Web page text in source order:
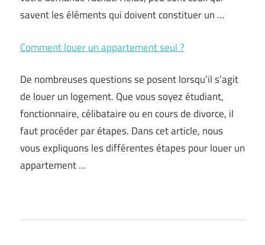
savent les éléments qui doivent constituer un …
Comment louer un appartement seul ?
De nombreuses questions se posent lorsqu’il s’agit
de louer un logement. Que vous soyez étudiant,
fonctionnaire, célibataire ou en cours de divorce, il
faut procéder par étapes. Dans cet article, nous
vous expliquons les différentes étapes pour louer un
appartement …